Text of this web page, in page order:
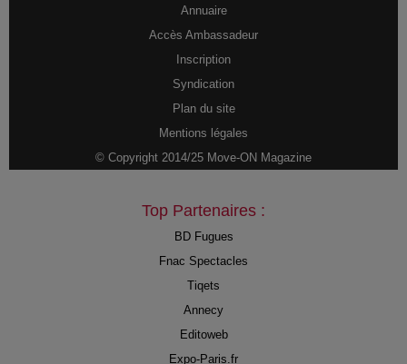
Annuaire
Accès Ambassadeur
Inscription
Syndication
Plan du site
Mentions légales
© Copyright 2014/25 Move-ON Magazine
Top Partenaires :
BD Fugues
Fnac Spectacles
Tiqets
Annecy
Editoweb
Expo-Paris.fr